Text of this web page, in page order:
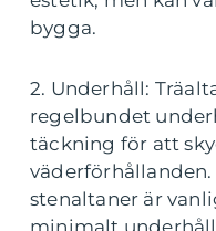
bygga.
2. Underhåll:
regelbundet
täckning för att
stenaltaner är